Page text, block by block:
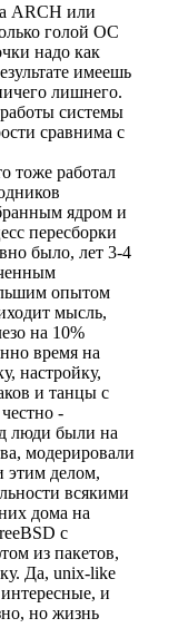
ARCH или
голой ОС
надо как
имеешь
лишнего.
системы
сравнима с
тоже работал
ядром и
пересборки
было, лет 3-4
опытом
мысль,
на 10%
время на
настройку,
и танцы с
-
люди были на
модерировали
этим делом,
всякими
дома на
с
из пакетов,
Да, unix-like
и
но жизнь